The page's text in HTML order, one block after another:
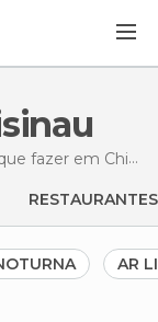
fazer em Chisinau
RESTAURANTES
AR